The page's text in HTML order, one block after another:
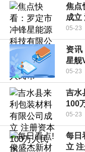
焦点
成立
05-23
资讯
星舰
05-23
吉水
100
05-23
每日
立